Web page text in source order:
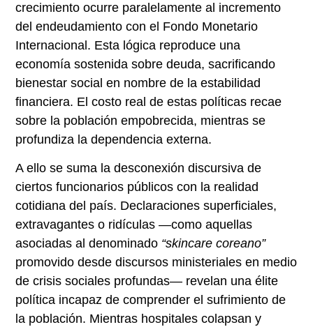
crecimiento ocurre paralelamente al incremento
del endeudamiento con el Fondo Monetario
Internacional. Esta lógica reproduce una
economía sostenida sobre deuda, sacrificando
bienestar social en nombre de la estabilidad
financiera. El costo real de estas políticas recae
sobre la población empobrecida, mientras se
profundiza la dependencia externa.
A ello se suma la desconexión discursiva de
ciertos funcionarios públicos con la realidad
cotidiana del país. Declaraciones superficiales,
extravagantes o ridículas —como aquellas
asociadas al denominado “skincare coreano”
promovido desde discursos ministeriales en medio
de crisis sociales profundas— revelan una élite
política incapaz de comprender el sufrimiento de
la población. Mientras hospitales colapsan y